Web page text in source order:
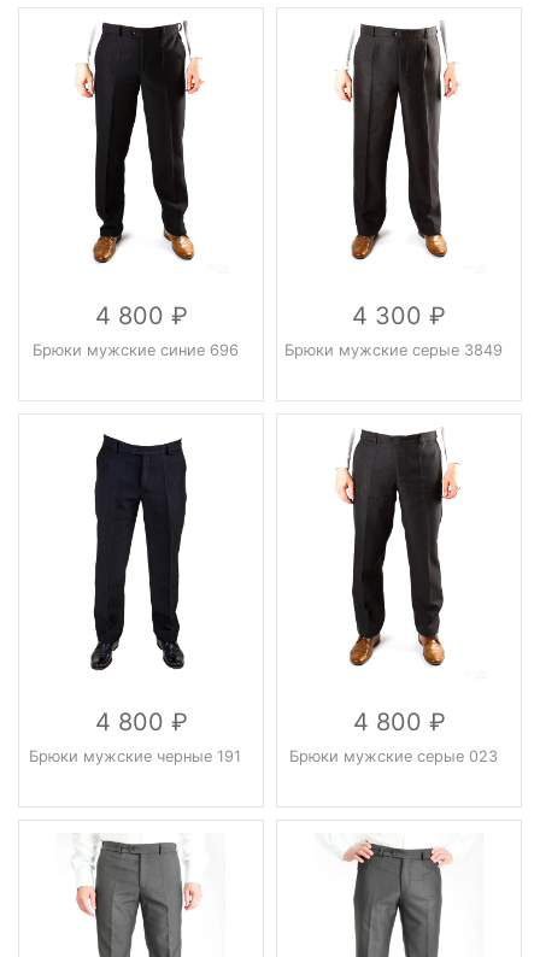
4 800
Брюки мужские синие 696
4 300
Брюки мужские серые 3849
4 800
Брюки мужские черные 191
4 800
Брюки мужские серые 023